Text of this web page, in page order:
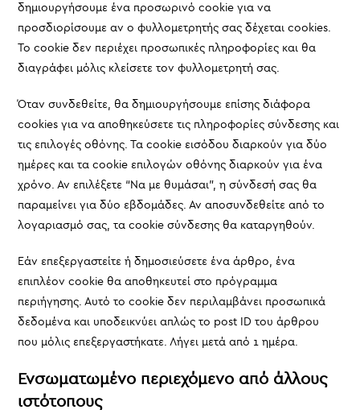
δημιουργήσουμε ένα προσωρινό cookie για να
προσδιορίσουμε αν ο φυλλομετρητής σας δέχεται cookies.
Το cookie δεν περιέχει προσωπικές πληροφορίες και θα
διαγράφει μόλις κλείσετε τον φυλλομετρητή σας.
Όταν συνδεθείτε, θα δημιουργήσουμε επίσης διάφορα
cookies για να αποθηκεύσετε τις πληροφορίες σύνδεσης και
τις επιλογές οθόνης. Τα cookie εισόδου διαρκούν για δύο
ημέρες και τα cookie επιλογών οθόνης διαρκούν για ένα
χρόνο. Αν επιλέξετε “Να με θυμάσαι”, η σύνδεσή σας θα
παραμείνει για δύο εβδομάδες. Αν αποσυνδεθείτε από το
λογαριασμό σας, τα cookie σύνδεσης θα καταργηθούν.
Εάν επεξεργαστείτε ή δημοσιεύσετε ένα άρθρο, ένα
επιπλέον cookie θα αποθηκευτεί στο πρόγραμμα
περιήγησης. Αυτό το cookie δεν περιλαμβάνει προσωπικά
δεδομένα και υποδεικνύει απλώς το post ID του άρθρου
που μόλις επεξεργαστήκατε. Λήγει μετά από 1 ημέρα.
Ενσωματωμένο περιεχόμενο από άλλους
ιστότοπους